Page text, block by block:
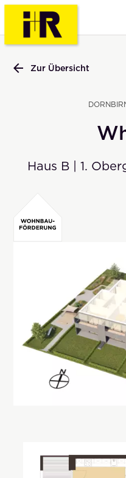
Zur Übersicht
Haus B | 1.